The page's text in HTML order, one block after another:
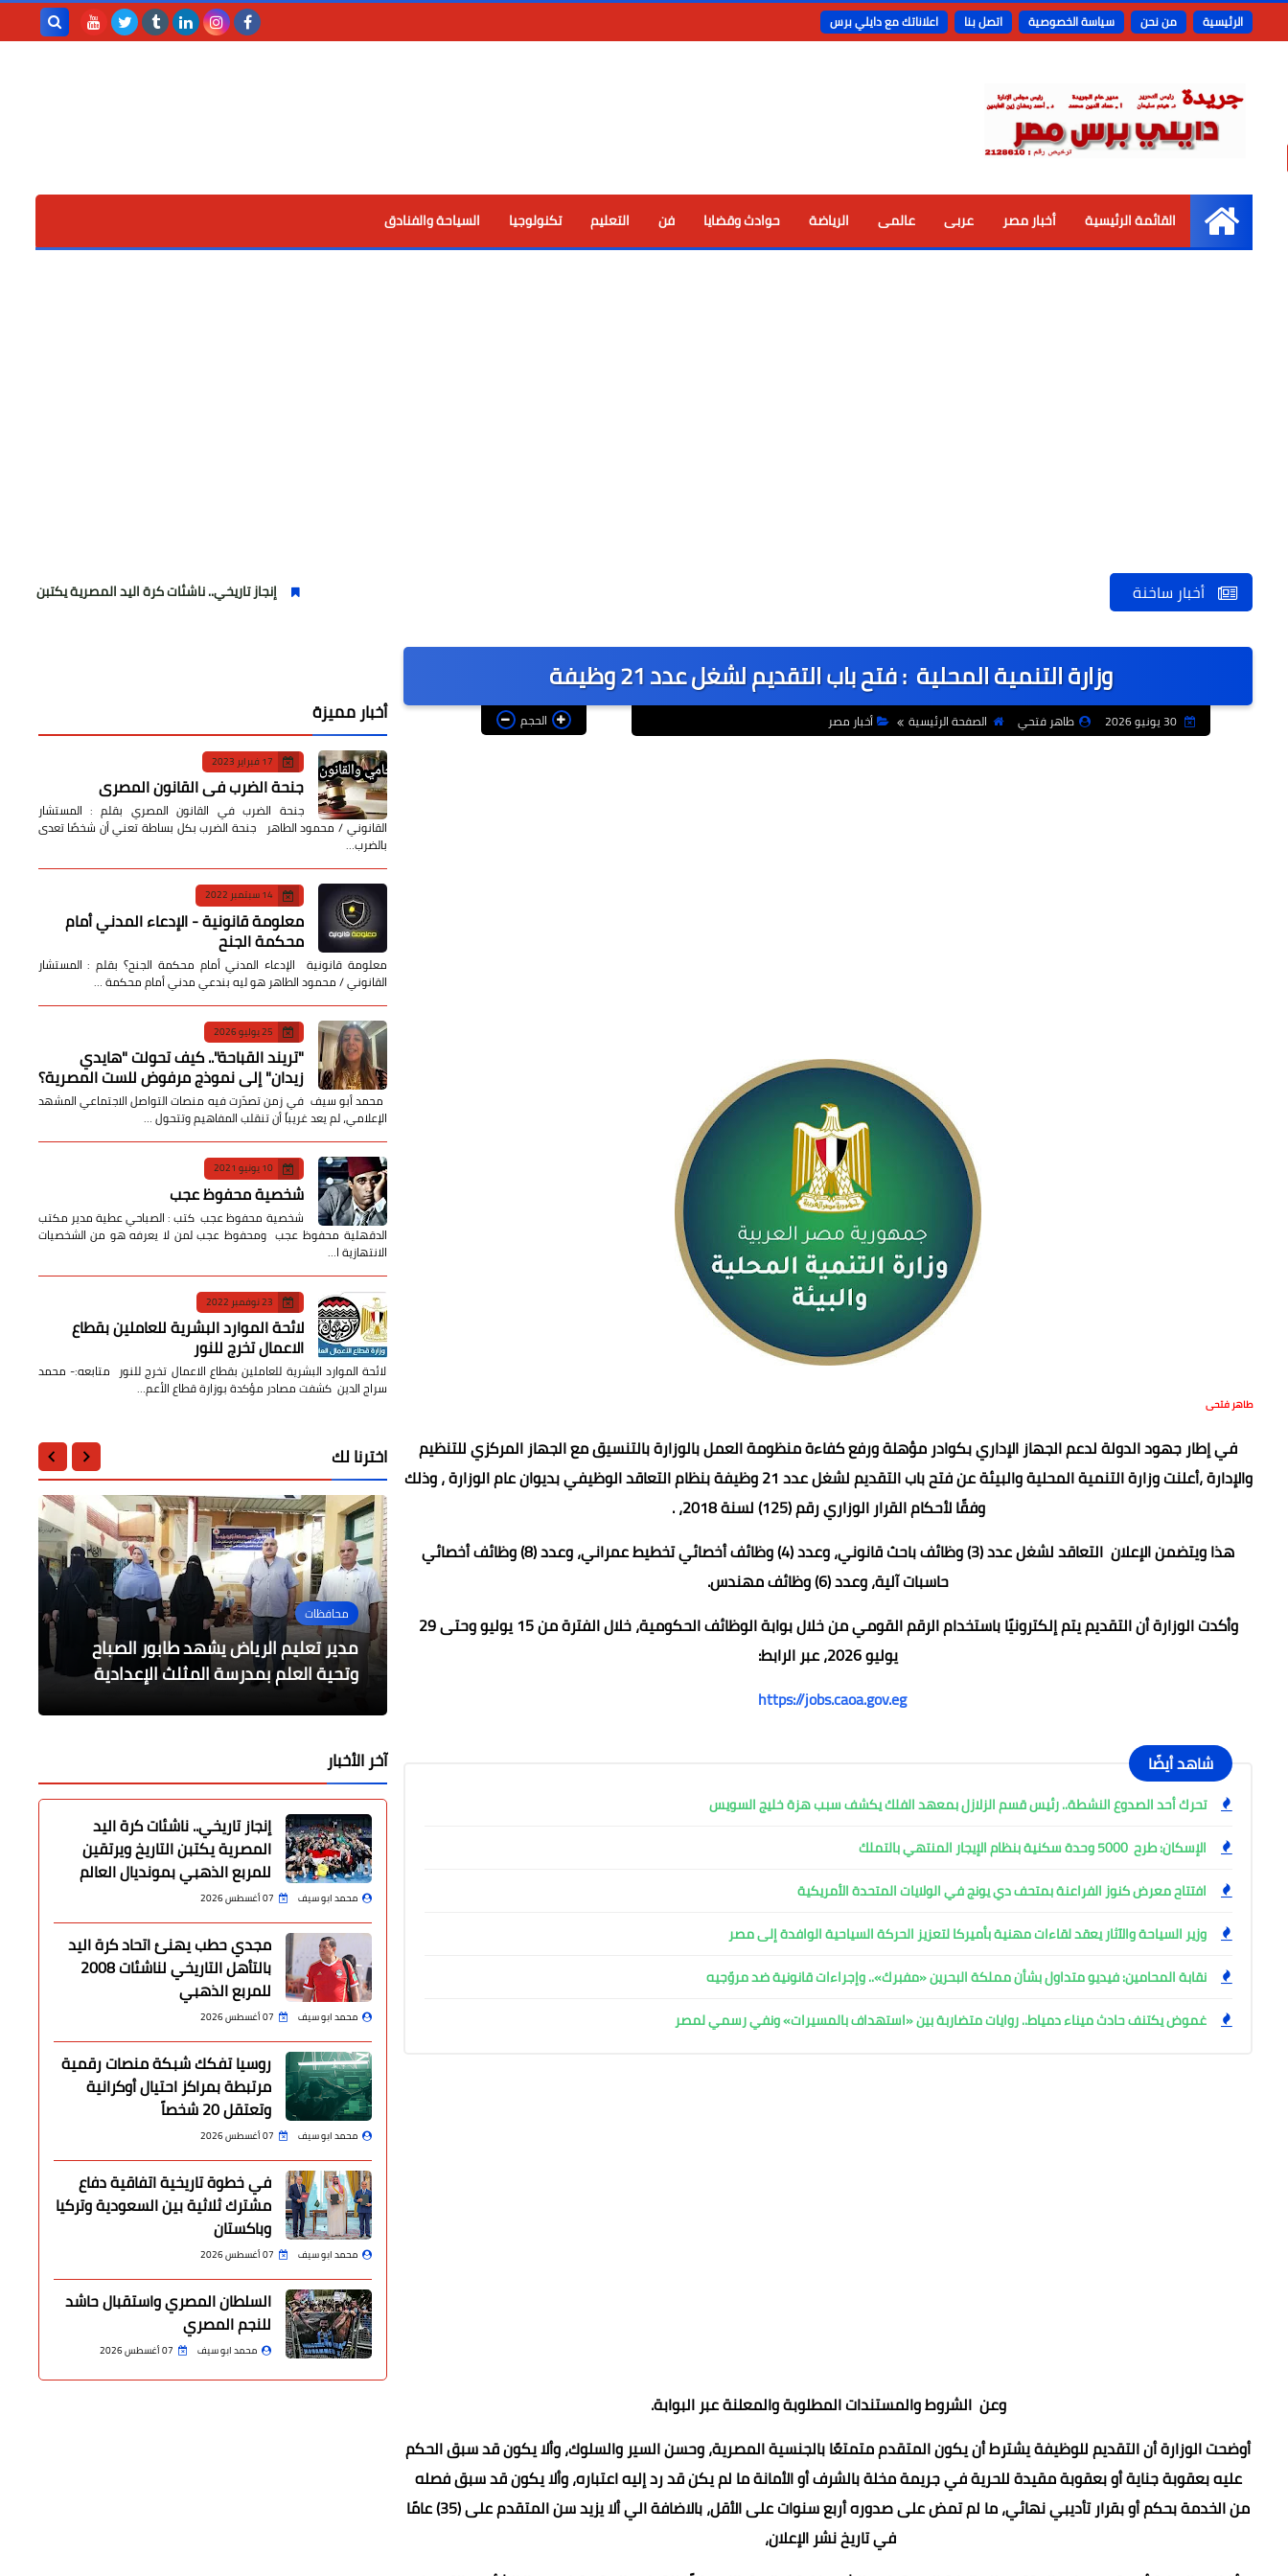
الرئيسية من نحن سياسة الخصوصية اتصل بنا اعلاناتك مع دايلي برس
الرئيسية
القائمة الرئيسية أخبار مصر عربى عالمى الرياضة حوادث وقضايا فن التعليم تكنولوجيا السياحة والفنادق
أخبار ساخنة إنجاز تاريخي.. ناشئات كرة اليد المصرية يكتبن التاريخ ويرتقين
وزارة التنمية المحلية : فتح باب التقديم لشغل عدد 21 وظيفة
30 يونيو 2026 طاهر فتحي الصفحة الرئيسية أخبار مصر الحجم
طاهر فتحى
في إطار جهود الدولة لدعم الجهاز الإداري بكوادر مؤهلة ورفع كفاءة منظومة العمل بالوزارة بالتنسيق مع الجهاز المركزي للتنظيم
والإدارة ،أعلنت وزارة التنمية المحلية والبيئة عن فتح باب التقديم لشغل عدد 21 وظيفة بنظام التعاقد الوظيفي بديوان عام الوزارة ، وذلك
وفقًا لأحكام القرار الوزاري رقم (125) لسنة 2018، .
هذا ويتضمن الإعلان التعاقد لشغل عدد (3) وظائف باحث قانوني، وعدد (4) وظائف أخصائي تخطيط عمراني، وعدد (8) وظائف أخصائي
حاسبات آلية، وعدد (6) وظائف مهندس.
وأكدت الوزارة أن التقديم يتم إلكترونيًا باستخدام الرقم القومي من خلال بوابة الوظائف الحكومية، خلال الفترة من 15 يوليو وحتى 29
يوليو 2026، عبر الرابط:
https://jobs.caoa.gov.eg
شاهد أيضًا
تحرك أحد الصدوع النشطة.. رئيس قسم الزلازل بمعهد الفلك يكشف سبب هزة خليج السويس
الإسكان: طرح 5000 وحدة سكنية بنظام الإيجار المنتهي بالتملك
افتتاح معرض كنوز الفراعنة بمتحف دي يونج في الولايات المتحدة الأمريكية
وزير السياحة والآثار يعقد لقاءات مهنية بأميركا لتعزيز الحركة السياحية الوافدة إلى مصر
نقابة المحامين: فيديو متداول بشأن مملكة البحرين «مفبرك».. وإجراءات قانونية ضد مروّجيه
غموض يكتنف حادث ميناء دمياط.. روايات متضاربة بين «استهداف بالمسيرات» ونفي رسمي لمصر
وعن الشروط والمستندات المطلوبة والمعلنة عبر البوابة.
أوضحت الوزارة أن التقديم للوظيفة يشترط أن يكون المتقدم متمتعًا بالجنسية المصرية، وحسن السير والسلوك، وألا يكون قد سبق الحكم
عليه بعقوبة جناية أو بعقوبة مقيدة للحرية في جريمة مخلة بالشرف أو الأمانة ما لم يكن قد رد إليه اعتباره، وألا يكون قد سبق فصله
من الخدمة بحكم أو بقرار تأديبي نهائي، ما لم تمض على صدوره أربع سنوات على الأقل، بالاضافة الي ألا يزيد سن المتقدم على (35) عامًا
في تاريخ نشر الإعلان،
أخبار مميزة
17 فبراير 2023
جنحة الضرب في القانون المصري
جنحة الضرب في القانون المصري بقلم : المستشار
القانوني / محمود الطاهر جنحة الضرب بكل بساطة تعني أن شخصًا تعدى
بالضرب…
14 سبتمبر 2022
معلومة قانونية - الإدعاء المدني أمام
محكمة الجنح
معلومة قانونية الإدعاء المدني أمام محكمة الجنح؟ بقلم : المستشار
القانوني / محمود الطاهر هو ليه بندعي مدني أمام محكمة …
25 يوليو 2026
​"تريند القباحة".. كيف تحولت "هايدي
زيدان" إلى نموذج مرفوض للست المصرية؟
​ محمد أبو سيف ​في زمن تصدّرت فيه منصات التواصل الاجتماعي المشهد
الإعلامي، لم يعد غريباً أن تنقلب المفاهيم وتتحول …
10 يونيو 2021
شخصية محفوظ عجب
شخصية محفوظ عجب كتب : الصباحي عطية مدير مكتب
الدقهلية محفوظ عجب ومحفوظ عجب لمن لا يعرفه هو من الشخصيات
الانتهازية ا…
23 نوفمبر 2022
لائحة الموارد البشرية للعاملين بقطاع
الاعمال تخرج للنور
لائحة الموارد البشرية للعاملين بقطاع الاعمال تخرج للنور متابعه:- محمد
سراج الدين كشفت مصادر مؤكدة بوزارة قطاع الأعم…
اخترنا لك
01 أكتوبر 2022
محافظات
مدير تعليم الرياض يشهد طابور الصباح
وتحية العلم بمدرسة المثلث الإعدادية
01 أكتوبر 2022
الرياضة
هالاند اختار مان سيتي من بين 7 أندية
01 أكتوبر 2022
عربى
الأول من أكتوبر ..اليوم العالمي لكبار
السن
01 أكتوبر 2022
السياحة والفنادق
باتروس أبو على تفتتح احدث فنادقها بيك
الباتروس بلو سبا بالغردقة
عماد الدين محمد
01 أكتوبر 2022
حوادث وقضايا
ماذا بعد إعترافات التيك توكر .. إبراهيم
مالك ؟
آخر الأخبار
إنجاز تاريخي.. ناشئات كرة اليد
المصرية يكتبن التاريخ ويرتقين
للمربع الذهبي بمونديال العالم
محمد ابو سيف 07 أغسطس 2026
مجدي حطب يهنئ اتحاد كرة اليد
بالتأهل التاريخي لناشئات 2008
للمربع الذهبي
محمد ابو سيف 07 أغسطس 2026
روسيا تفكك شبكة منصات رقمية
مرتبطة بمراكز احتيال أوكرانية
وتعتقل 20 شخصاً
محمد ابو سيف 07 أغسطس 2026
في خطوة تاريخية اتفاقية دفاع
مشترك ثلاثية بين السعودية وتركيا
وباكستان
محمد ابو سيف 07 أغسطس 2026
السلطان المصري واستقبال حاشد
للنجم المصري
محمد ابو سيف 07 أغسطس 2026